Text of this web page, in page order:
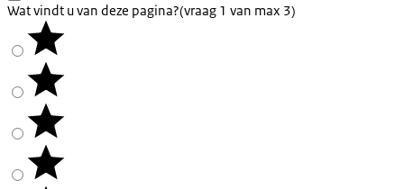
Wat vindt u van deze pagina?(vraag 1 van max 3)